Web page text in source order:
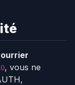
, vous ne